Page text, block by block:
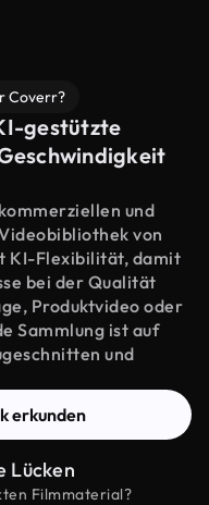
Coverr?
gestützte
und
von
KI-Flexibilität, damit
bei der Qualität
Produktvideo oder
Sammlung ist auf
und
erkunden
Lücken
Filmmaterial?